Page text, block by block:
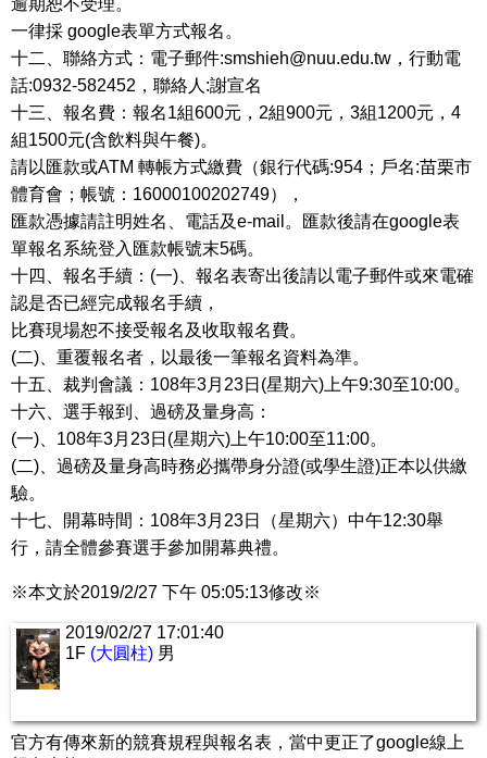
逾期恕不受理。
一律採 google表單方式報名。
十二、聯絡方式：電子郵件:smshieh@nuu.edu.tw ，行動電
話:0932-582452，聯絡人:謝宣名
十三、報名費：報名1組600元，2組900元，3組1200元，4
組1500元(含飲料與午餐)。
請以匯款或ATM 轉帳方式繳費（銀行代碼:954；戶名:苗栗市
體育會；帳號：16000100202749），
匯款憑據請註明姓名、電話及e-mail。匯款後請在google表
單報名系統登入匯款帳號末5碼。
十四、報名手續：(一)、報名表寄出後請以電子郵件或來電確
認是否已經完成報名手續，
比賽現場恕不接受報名及收取報名費。
(二)、重覆報名者，以最後一筆報名資料為準。
十五、裁判會議：108年3月23日(星期六)上午9:30至10:00。
十六、選手報到、過磅及量身高：
(一)、108年3月23日(星期六)上午10:00至11:00。
(二)、過磅及量身高時務必攜帶身分證(或學生證)正本以供繳
驗。
十七、開幕時間：108年3月23日（星期六）中午12:30舉
行，請全體參賽選手參加開幕典禮。
※本文於2019/2/27 下午 05:05:13修改※
2019/02/27 17:01:40
1F (大圓柱) 男
官方有傳來新的競賽規程與報名表，當中更正了google線上